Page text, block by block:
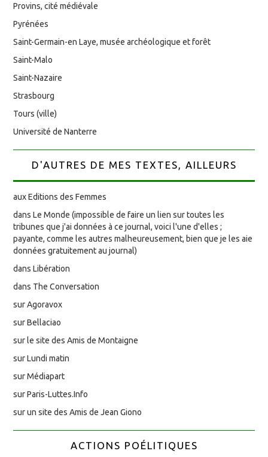
Provins, cité médiévale
Pyrénées
Saint-Germain-en Laye, musée archéologique et forêt
Saint-Malo
Saint-Nazaire
Strasbourg
Tours (ville)
Université de Nanterre
D'AUTRES DE MES TEXTES, AILLEURS
aux Editions des Femmes
dans Le Monde (impossible de faire un lien sur toutes les
tribunes que j'ai données à ce journal, voici l'une d'elles ;
payante, comme les autres malheureusement, bien que je les aie
données gratuitement au journal)
dans Libération
dans The Conversation
sur Agoravox
sur Bellaciao
sur le site des Amis de Montaigne
sur Lundi matin
sur Médiapart
sur Paris-Luttes.Info
sur un site des Amis de Jean Giono
ACTIONS POÉLITIQUES